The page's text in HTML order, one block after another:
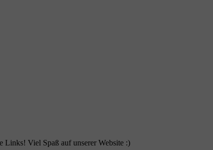
Links! Viel Spaß auf unserer Website :)